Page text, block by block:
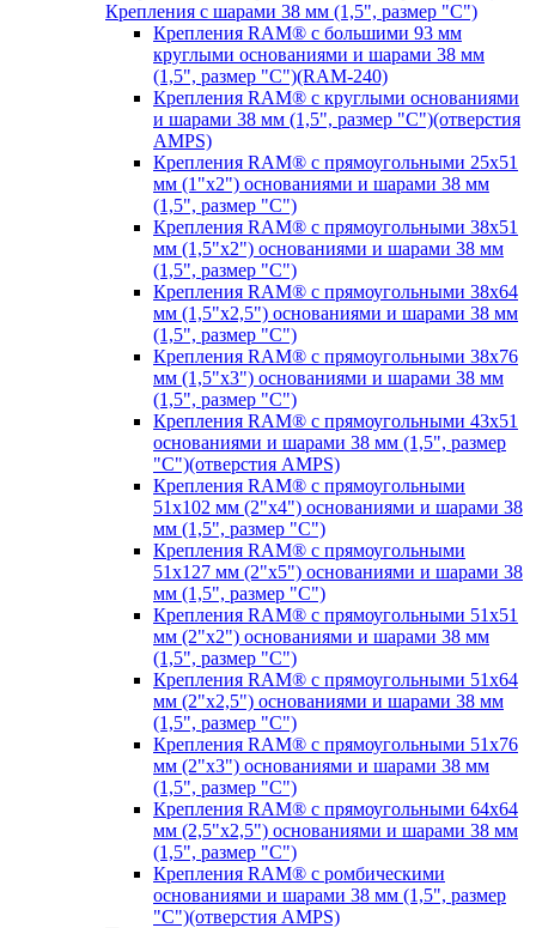
Крепления с шарами 38 мм (1,5", размер "C")
Крепления RAM® с большими 93 мм
круглыми основаниями и шарами 38 мм
(1,5", размер "C")(RAM-240)
Крепления RAM® с круглыми основаниями
и шарами 38 мм (1,5", размер "C")(отверстия
AMPS)
Крепления RAM® с прямоугольными 25х51
мм (1"х2") основаниями и шарами 38 мм
(1,5", размер "C")
Крепления RAM® с прямоугольными 38х51
мм (1,5"х2") основаниями и шарами 38 мм
(1,5", размер "C")
Крепления RAM® с прямоугольными 38х64
мм (1,5"х2,5") основаниями и шарами 38 мм
(1,5", размер "C")
Крепления RAM® с прямоугольными 38х76
мм (1,5"х3") основаниями и шарами 38 мм
(1,5", размер "C")
Крепления RAM® с прямоугольными 43х51
основаниями и шарами 38 мм (1,5", размер
"C")(отверстия AMPS)
Крепления RAM® с прямоугольными
51х102 мм (2"х4") основаниями и шарами 38
мм (1,5", размер "C")
Крепления RAM® с прямоугольными
51х127 мм (2"х5") основаниями и шарами 38
мм (1,5", размер "C")
Крепления RAM® с прямоугольными 51х51
мм (2"х2") основаниями и шарами 38 мм
(1,5", размер "C")
Крепления RAM® с прямоугольными 51х64
мм (2"х2,5") основаниями и шарами 38 мм
(1,5", размер "C")
Крепления RAM® с прямоугольными 51х76
мм (2"х3") основаниями и шарами 38 мм
(1,5", размер "C")
Крепления RAM® с прямоугольными 64х64
мм (2,5"х2,5") основаниями и шарами 38 мм
(1,5", размер "C")
Крепления RAM® с ромбическими
основаниями и шарами 38 мм (1,5", размер
"C")(отверстия AMPS)